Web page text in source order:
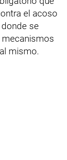
el acoso
se
mecanismos
mismo.